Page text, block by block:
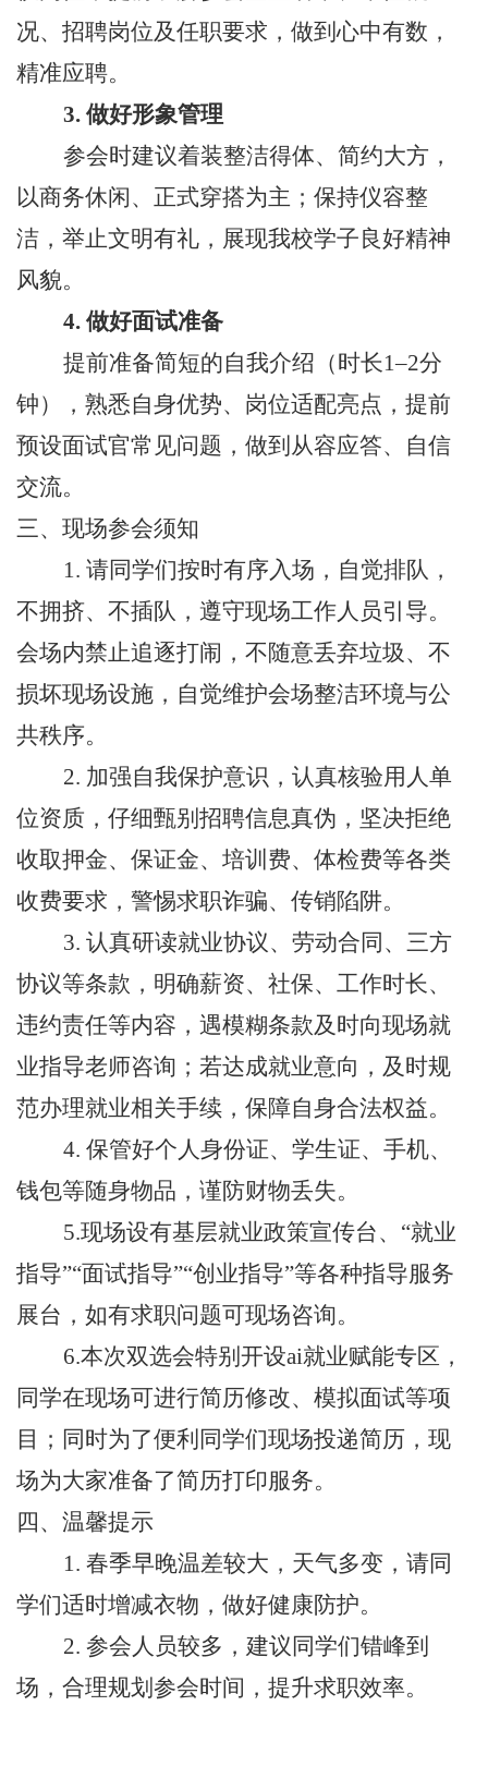
况、招聘岗位及任职要求，做到心中有数，
精准应聘。
3. 做好形象管理
参会时建议着装整洁得体、简约大方，
以商务休闲、正式穿搭为主；保持仪容整
洁，举止文明有礼，展现我校学子良好精神
风貌。
4. 做好面试准备
提前准备简短的自我介绍（时长1–2分
钟），熟悉自身优势、岗位适配亮点，提前
预设面试官常见问题，做到从容应答、自信
交流。
三、 现场参会须知
1. 请同学们按时有序入场，自觉排队，
不拥挤、不插队，遵守现场工作人员引导。
会场内禁止追逐打闹，不随意丢弃垃圾、不
损坏现场设施，自觉维护会场整洁环境与公
共秩序。
2. 加强自我保护意识，认真核验用人单
位资质，仔细甄别招聘信息真伪，坚决拒绝
收取押金、保证金、培训费、体检费等各类
收费要求，警惕求职诈骗、传销陷阱。
3. 认真研读就业协议、劳动合同、三方
协议等条款，明确薪资、社保、工作时长、
违约责任等内容，遇模糊条款及时向现场就
业指导老师咨询；若达成就业意向，及时规
范办理就业相关手续，保障自身合法权益。
4. 保管好个人身份证、学生证、手机、
钱包等随身物品，谨防财物丢失。
5.现场设有基层就业政策宣传台、“就业
指导”“面试指导”“创业指导”等各种指导服务
展台，如有求职问题可现场咨询。
6.本次双选会特别开设ai就业赋能专区，
同学在现场可进行简历修改、模拟面试等项
目；同时为了便利同学们现场投递简历，现
场为大家准备了简历打印服务。
四、 温馨提示
1. 春季早晚温差较大，天气多变，请同
学们适时增减衣物，做好健康防护。
2. 参会人员较多，建议同学们错峰到
场，合理规划参会时间，提升求职效率。